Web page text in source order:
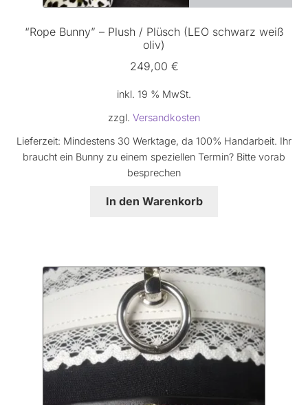
“Rope Bunny” – Plush / Plüsch (LEO schwarz weiß
oliv)
249,00 €
inkl. 19 % MwSt.
zzgl. Versandkosten
Lieferzeit: Mindestens 30 Werktage, da 100% Handarbeit. Ihr
braucht ein Bunny zu einem speziellen Termin? Bitte vorab
besprechen
In den Warenkorb